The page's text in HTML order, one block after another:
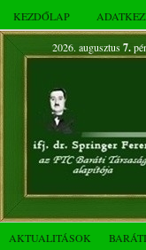
KEZDŐLAP
2026. augusztus 7.
AKTUALITÁSOK